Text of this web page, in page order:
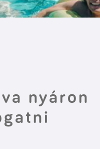
nyáron